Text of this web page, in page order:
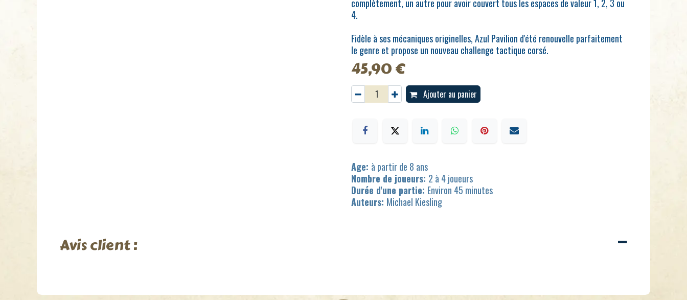
complètement, un autre pour avoir couvert tous les espaces de valeur 1, 2, 3 ou
4.
Fidèle à ses mécaniques originelles, Azul Pavilion d'été renouvelle parfaitement
le genre et propose un nouveau challenge tactique corsé.
45,90€
Ajouter au panier
Age: à partir de 8 ans
Nombre de joueurs: 2 à 4 joueurs
Durée d'une partie: Environ 45 minutes
Auteurs: Michael Kiesling
Avis client :